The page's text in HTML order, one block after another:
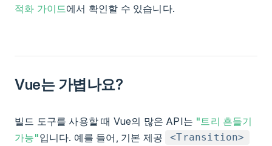
적화 가이드에서 확인할 수 있습니다.
Vue는 가볍나요?
빌드 도구를 사용할 때 Vue의 많은 API는 "트리 흔들기
가능"입니다. 예를 들어, 기본 제공 <Transition>